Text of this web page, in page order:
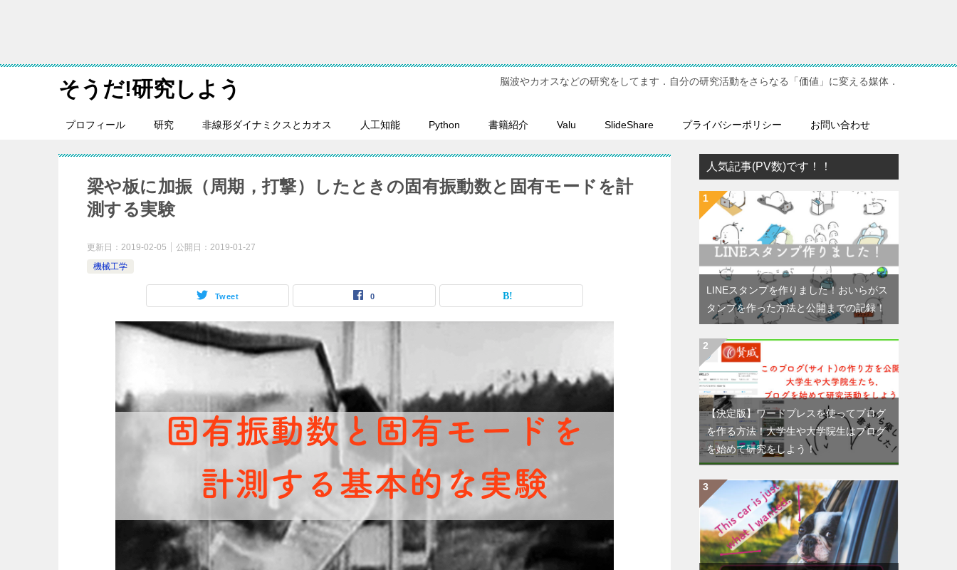
そうだ!研究しよう 脳波やカオスなどの研究をしてます．自分の研究活動をさらなる「価値」に変える媒体．
プロフィール 研究 非線形ダイナミクスとカオス 人工知能 Python 書籍紹介 Valu SlideShare プライバシーポリシー お問い合わせ
梁や板に加振（周期，打撃）したときの固有振動数と固有モードを計
測する実験
更新日： 2019-02-05 公開日： 2019-01-27
機械工学
Tweet 0
人気記事(PV数)です！！
LINEスタンプを作りました！おいらがス
タンプを作った方法と公開までの記録！
【決定版】ワードプレスを使ってブログ
を作る方法！大学生や大学院生はブログ
を始めて研究をしよう！